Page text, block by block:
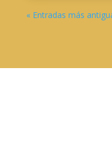
« Entradas más